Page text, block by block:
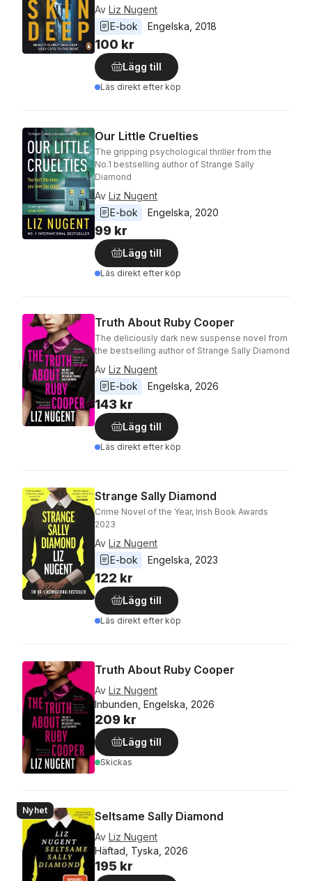
Av Liz Nugent
E-bok
Engelska, 2018
100 kr
Lägg till
Läs direkt efter köp
Our Little Cruelties
The gripping psychological thriller from the
No.1 bestselling author of Strange Sally
Diamond
Av Liz Nugent
E-bok
Engelska, 2020
99 kr
Lägg till
Läs direkt efter köp
Truth About Ruby Cooper
The deliciously dark new suspense novel from
the bestselling author of Strange Sally Diamond
Av Liz Nugent
E-bok
Engelska, 2026
143 kr
Lägg till
Läs direkt efter köp
Strange Sally Diamond
Crime Novel of the Year, Irish Book Awards
2023
Av Liz Nugent
E-bok
Engelska, 2023
122 kr
Lägg till
Läs direkt efter köp
Truth About Ruby Cooper
Av Liz Nugent
Inbunden, Engelska, 2026
209 kr
Lägg till
Skickas
Nyhet Seltsame Sally Diamond
Av Liz Nugent
Häftad, Tyska, 2026
195 kr